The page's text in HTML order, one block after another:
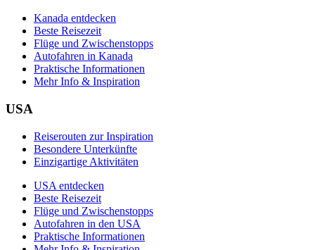
Kanada entdecken
Beste Reisezeit
Flüge und Zwischenstopps
Autofahren in Kanada
Praktische Informationen
Mehr Info & Inspiration
USA
Reiserouten zur Inspiration
Besondere Unterkünfte
Einzigartige Aktivitäten
USA entdecken
Beste Reisezeit
Flüge und Zwischenstopps
Autofahren in den USA
Praktische Informationen